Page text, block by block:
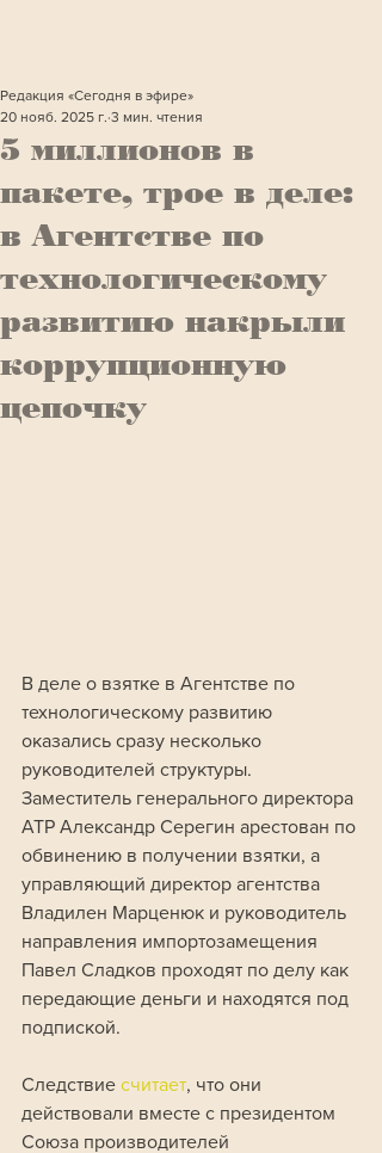
5 миллионов в
пакете, трое в деле:
в Агентстве по
технологическому
развитию накрыли
коррупционную
цепочку
Редакция «Сегодня в эфире»
20 нояб. 2025 г. 3 мин. чтения
В деле о взятке в Агентстве по
технологическому развитию
оказались сразу несколько
руководителей структуры.
Заместитель генерального директора
АТР Александр Серегин арестован по
обвинению в получении взятки, а
управляющий директор агентства
Владилен Марценюк и руководитель
направления импортозамещения
Павел Сладков проходят по делу как
передающие деньги и находятся под
подпиской.
Следствие считает, что они
действовали вместе с президентом
Союза производителей